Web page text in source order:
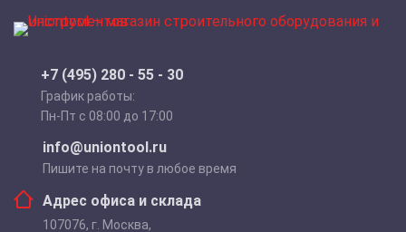
+7 (495) 280 - 55 - 30
График работы:
Пн-Пт с 08:00 до 17:00
info@uniontool.ru
Пишите на почту в любое время
Адрес офиса и склада
107076, г. Москва,